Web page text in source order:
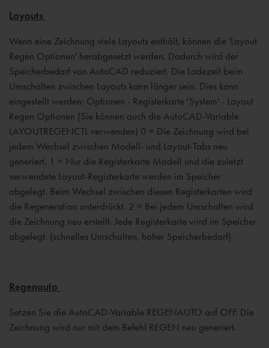
Layouts
Wenn eine Zeichnung viele Layouts enthält, können die 'Layout
Regen Optionen' herabgesetzt werden. Dadurch wird der
Speicherbedarf von AutoCAD reduziert. Die Ladezeit beim
Umschalten zwischen Layouts kann länger sein. Dies kann
eingestellt werden: Optionen - Registerkarte 'System' - Layout
Regen Optionen (Sie können auch die AutoCAD-Variable
LAYOUTREGENCTL verwenden) 0 = Die Zeichnung wird bei
jedem Wechsel zwischen Modell- und Layout-Tabs neu
generiert. 1 = Nur die Registerkarte Modell und die zuletzt
verwendete Layout-Registerkarte werden im Speicher
abgelegt. Beim Wechsel zwischen diesen Registerkarten wird
die Regeneration unterdrückt. 2 = Bei jedem Umschalten wird
die Zeichnung neu erstellt. Jede Registerkarte wird im Speicher
abgelegt. (schnelles Umschalten, hoher Speicherbedarf)
Regenauto
Setzen Sie die AutoCAD-Variable REGENAUTO auf OFF. Die
Zeichnung wird nur mit dem Befehl REGEN neu generiert.